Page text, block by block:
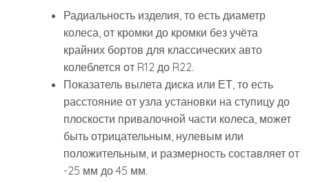
Радиальность изделия, то есть диаметр
колеса, от кромки до кромки без учёта
крайних бортов для классических авто
колеблется от R12 до R22.
Показатель вылета диска или ЕТ, то есть
расстояние от узла установки на ступицу до
плоскости привалочной части колеса, может
быть отрицательным, нулевым или
положительным, и размерность составляет от
-25 мм до 45 мм.